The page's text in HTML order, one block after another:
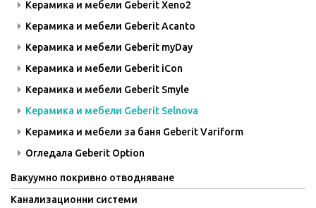
Керамика и мебели Geberit Xeno2
Керамика и мебели Geberit Acanto
Керамика и мебели Geberit myDay
Керамика и мебели Geberit iCon
Керамика и мебели Geberit Smyle
Керамика и мебели Geberit Selnova
Керамика и мебели за баня Geberit Variform
Огледала Geberit Option
Вакуумно покривно отводняване
Канализационни системи